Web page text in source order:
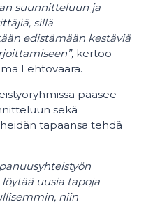
suunnitteluun ja
sillä
edistämään kestäviä
kertoo
Lehtovaara.
pääsee
sekä
tapaansa tehdä
uusia tapoja
niin